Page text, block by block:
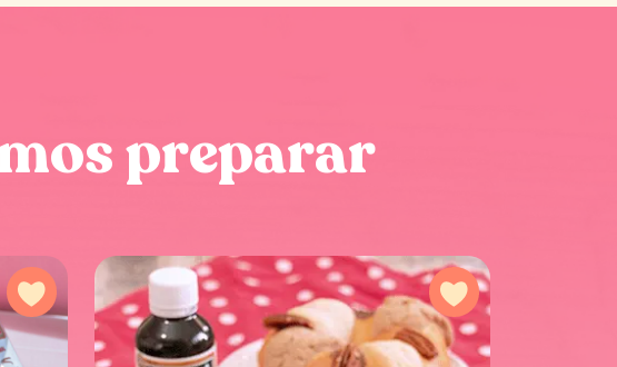
preparar
Agregar a favoritos Agregar a